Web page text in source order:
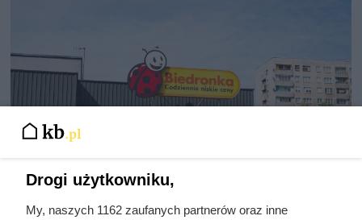
Drogi użytkowniku,
My, naszych 1162 zaufanych partnerów oraz inne